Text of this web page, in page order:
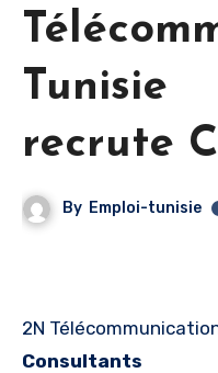
Tunisie
recrute
By Emploi-tunisie
2N
Consultants